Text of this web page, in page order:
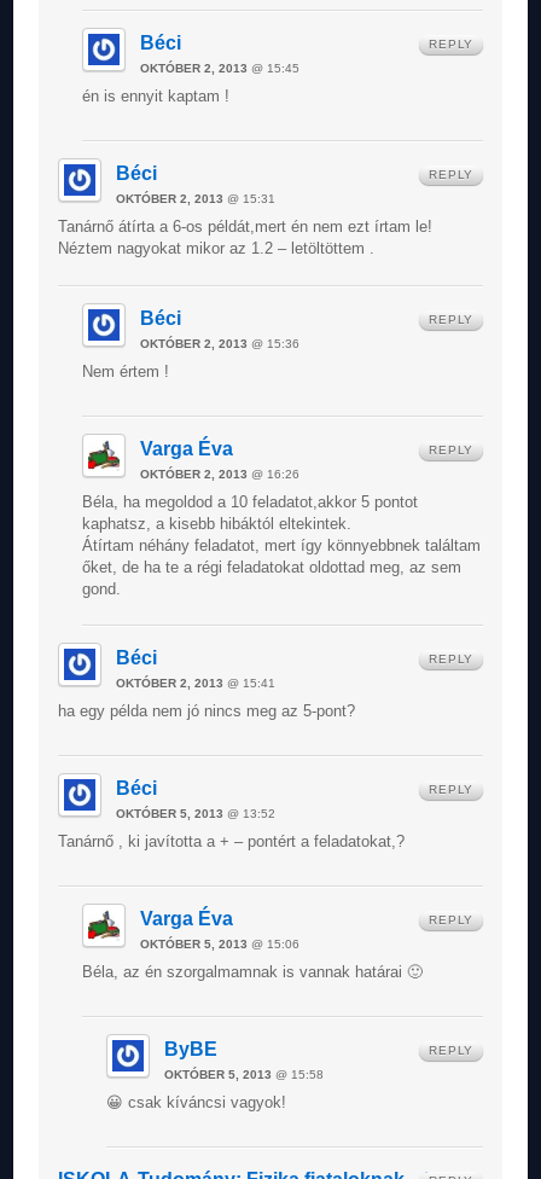
Béci
OKTÓBER 2, 2013 @ 15:45
én is ennyit kaptam !
REPLY
Béci
OKTÓBER 2, 2013 @ 15:31
Tanárnő átírta a 6-os példát,mert én nem ezt írtam le!
Néztem nagyokat mikor az 1.2 – letöltöttem .
REPLY
Béci
OKTÓBER 2, 2013 @ 15:36
Nem értem !
REPLY
Varga Éva
OKTÓBER 2, 2013 @ 16:26
Béla, ha megoldod a 10 feladatot,akkor 5 pontot
kaphatsz, a kisebb hibáktól eltekintek.
Átírtam néhány feladatot, mert így könnyebbnek találtam
őket, de ha te a régi feladatokat oldottad meg, az sem
gond.
REPLY
Béci
OKTÓBER 2, 2013 @ 15:41
ha egy példa nem jó nincs meg az 5-pont?
REPLY
Béci
OKTÓBER 5, 2013 @ 13:52
Tanárnő , ki javította a + – pontért a feladatokat,?
REPLY
Varga Éva
OKTÓBER 5, 2013 @ 15:06
Béla, az én szorgalmamnak is vannak határai 🙂
REPLY
ByBE
OKTÓBER 5, 2013 @ 15:58
😀 csak kíváncsi vagyok!
REPLY